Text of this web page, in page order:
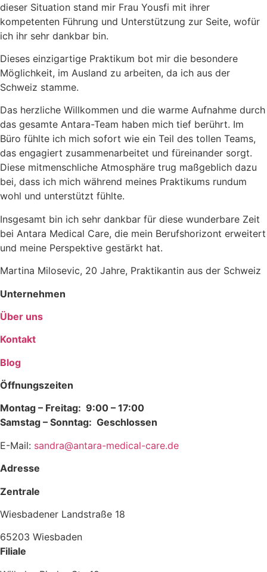
dieser Situation stand mir Frau Yousfi mit ihrer
kompetenten Führung und Unterstützung zur Seite, wofür
ich ihr sehr dankbar bin.
Dieses einzigartige Praktikum bot mir die besondere
Möglichkeit, im Ausland zu arbeiten, da ich aus der
Schweiz stamme.
Das herzliche Willkommen und die warme Aufnahme durch
das gesamte Antara-Team haben mich tief berührt. Im
Büro fühlte ich mich sofort wie ein Teil des tollen Teams,
das engagiert zusammenarbeitet und füreinander sorgt.
Diese mitmenschliche Atmosphäre trug maßgeblich dazu
bei, dass ich mich während meines Praktikums rundum
wohl und unterstützt fühlte.
Insgesamt bin ich sehr dankbar für diese wunderbare Zeit
bei Antara Medical Care, die mein Berufshorizont erweitert
und meine Perspektive gestärkt hat.
Martina Milosevic, 20 Jahre, Praktikantin aus der Schweiz
Unternehmen
Über uns
Kontakt
Blog
Öffnungszeiten
Montag – Freitag: 9:00 – 17:00
Samstag – Sonntag: Geschlossen
E-Mail: sandra@antara-medical-care.de
Adresse
Zentrale
Wiesbadener Landstraße 18
65203 Wiesbaden
Filiale